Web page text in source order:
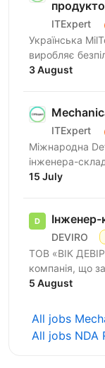
ITExpert
Українська
виробляє
шукає інженера -
3 August
ITExpert
Міжнародна
інженера-
Компанія
15 July
DEVIRO
ТОВ «ВІК
компанія, що
виробництвом
5 August
All jobs
All jobs NDA